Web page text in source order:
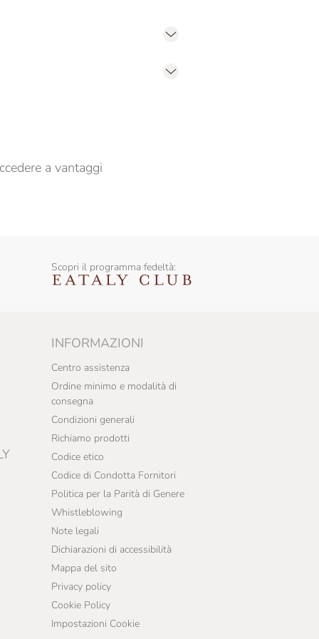
a vantaggi
Scopri il programma fedeltà:
INFORMAZIONI
Centro assistenza
Ordine minimo e modalità di
consegna
Condizioni generali
Richiamo prodotti
Codice etico
Codice di Condotta Fornitori
Politica per la Parità di Genere
Whistleblowing
Note legali
Dichiarazioni di accessibilità
Mappa del sito
Privacy policy
Cookie Policy
Impostazioni Cookie